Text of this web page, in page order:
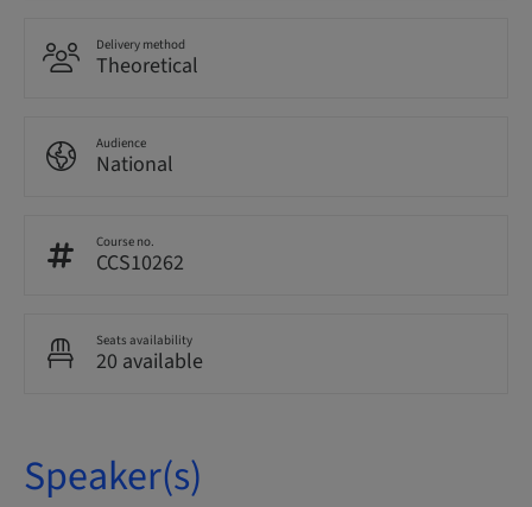
Delivery method
Theoretical
Audience
National
Course no.
CCS10262
Seats availability
20 available
Speaker(s)